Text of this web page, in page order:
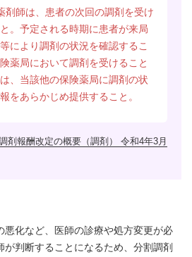
剤師は、患者の次回の調剤を受け
。予定される時期に患者が来局
により調剤の状況を確認するこ
薬局において調剤を受けること
、当該他の保険薬局に調剤の状
をあらかじめ提供すること。
剤報酬改定の概要（調剤） 令和4年3月
悪化など、医師の診療や処方変更が必
が判断することになるため、分割調剤